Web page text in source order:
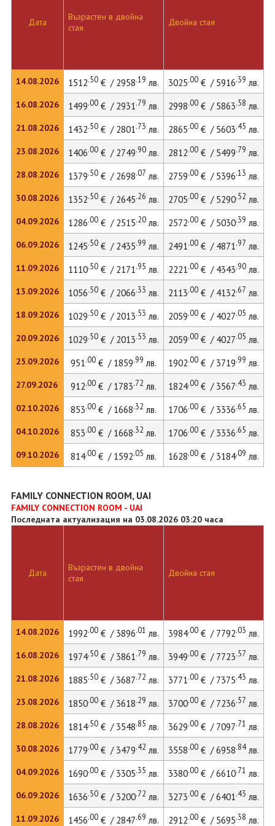
Дата
14.08.2026
16.08.2026
21.08.2026
23.08.2026
28.08.2026
30.08.2026
04.09.2026
06.09.2026
11.09.2026
13.09.2026
18.09.2026
20.09.2026
25.09.2026
27.09.2026
02.10.2026
04.10.2026
09.10.2026
Възрастен в двойна
стая
Двойна стая
1512.50€ / 2958.19 лв. 3025.00€ / 5916.39 лв.
1499.00€ / 2931.79 лв. 2998.00€ / 5863.58 лв.
1432.50€ / 2801.73 лв. 2865.00€ / 5603.45 лв.
1406.00€ / 2749.90лв. 2812.00€ / 5499.79 лв.
1379.50€ / 2698.07 лв. 2759.00€ / 5396.13 лв.
1352.50€ / 2645.26 лв. 2705.00€ / 5290.52 лв.
1286.00€ / 2515.20лв. 2572.00€ / 5030.39 лв.
1245.50€ / 2435.99 лв. 2491.00€ / 4871.97 лв.
1110.50€ / 2171.95 лв. 2221.00€ / 4343.90лв.
1056.50€ / 2066.33 лв. 2113.00€ / 4132.67 лв.
1029.50€ / 2013.53 лв. 2059.00€ / 4027.05 лв.
1029.50€ / 2013.53 лв. 2059.00€ / 4027.05 лв.
951.00€ / 1859.99 лв. 1902.00€ / 3719.99 лв.
912.00€ / 1783.72 лв. 1824.00€ / 3567.43 лв.
853.00€ / 1668.32 лв. 1706.00€ / 3336.65 лв.
853.00€ / 1668.32 лв. 1706.00€ / 3336.65 лв.
814.00€ / 1592.05 лв. 1628.00€ / 3184.09 лв.
FAMILY CONNECTION ROOM, UAI
FAMILY CONNECTION ROOM - UAI
Последната актуализация на 03.08.2026 03:20 часа
Дата
14.08.2026
16.08.2026
21.08.2026
23.08.2026
28.08.2026
30.08.2026
04.09.2026
06.09.2026
11.09.2026
Възрастен в двойна
стая
Двойна стая
1992.00€ / 3896.01 лв. 3984.00€ / 7792.03 лв.
1974.50€ / 3861.79 лв. 3949.00€ / 7723.57 лв.
1885.50€ / 3687.72 лв. 3771.00€ / 7375.43 лв.
1850.00€ / 3618.29 лв. 3700.00€ / 7236.57 лв.
1814.50€ / 3548.85 лв. 3629.00€ / 7097.71 лв.
1779.00€ / 3479.42 лв. 3558.00€ / 6958.84лв.
1690.00€ / 3305.35 лв. 3380.00€ / 6610.71 лв.
1636.50€ / 3200.72 лв. 3273.00€ / 6401.43 лв.
1456.00€ / 2847.69 лв. 2912.00€ / 5695.38 лв.